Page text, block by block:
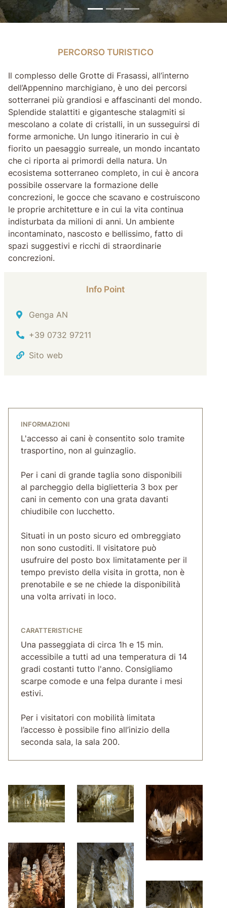
PERCORSO TURISTICO
Il complesso delle Grotte di Frasassi, all’interno
dell’Appennino marchigiano, è uno dei percorsi
sotterranei più grandiosi e affascinanti del mondo.
Splendide stalattiti e gigantesche stalagmiti si
mescolano a colate di cristalli, in un susseguirsi di
forme armoniche. Un lungo itinerario in cui è
fiorito un paesaggio surreale, un mondo incantato
che ci riporta ai primordi della natura. Un
ecosistema sotterraneo completo, in cui è ancora
possibile osservare la formazione delle
concrezioni, le gocce che scavano e costruiscono
le proprie architetture e in cui la vita continua
indisturbata da milioni di anni. Un ambiente
incontaminato, nascosto e bellissimo, fatto di
spazi suggestivi e ricchi di straordinarie
concrezioni.
Info Point
Indirizzo
Genga AN
Tel.
+39 0732 97211
Sito web
INFORMAZIONI
L'accesso ai cani è consentito solo tramite
trasportino, non al guinzaglio.
Per i cani di grande taglia sono disponibili
al parcheggio della biglietteria 3 box per
cani in cemento con una grata davanti
chiudibile con lucchetto.
Situati in un posto sicuro ed ombreggiato
non sono custoditi. Il visitatore può
usufruire del posto box limitatamente per il
tempo previsto della visita in grotta, non è
prenotabile e se ne chiede la disponibilità
una volta arrivati in loco.
CARATTERISTICHE
Una passeggiata di circa 1h e 15 min.
accessibile a tutti ad una temperatura di 14
gradi costanti tutto l'anno. Consigliamo
scarpe comode e una felpa durante i mesi
estivi.
Per i visitatori con mobilità limitata
l’accesso è possibile fino all’inizio della
seconda sala, la sala 200.